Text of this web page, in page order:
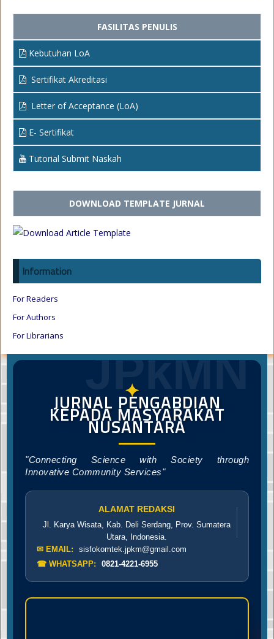
FASILITAS PENULIS
Kebutuhan LoA
Sertifikat Akreditasi
Letter of Acceptance (LoA)
E- Sertifikat
Tutorial Submit Naskah
DOWNLOAD TEMPLATE JURNAL
Information
For Readers
For Authors
For Librarians
JPkMN
✦
JURNAL PENGABDIAN
KEPADA MASYARAKAT
NUSANTARA
"Connecting Science with Society through
Innovative Community Services"
ALAMAT REDAKSI
Jl. Karya Wisata, Kab. Deli Serdang, Prov. Sumatera
Utara, Indonesia.
✉ EMAIL:
sisfokomtek.jpkm@gmail.com
☎ WHATSAPP:
0821-4221-6955